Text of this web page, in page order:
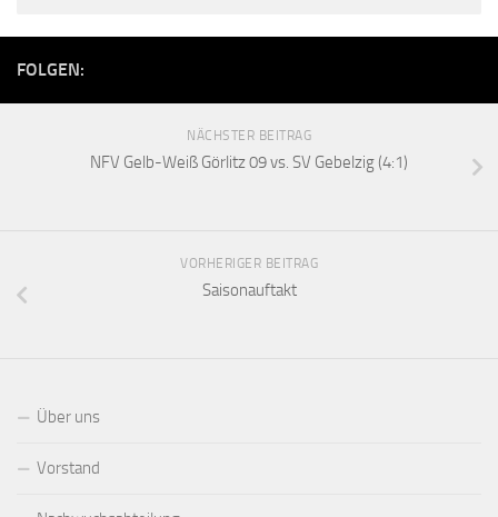
FOLGEN:
NÄCHSTER BEITRAG
NFV Gelb-Weiß Görlitz 09 vs. SV Gebelzig (4:1)
VORHERIGER BEITRAG
Saisonauftakt
Über uns
Vorstand